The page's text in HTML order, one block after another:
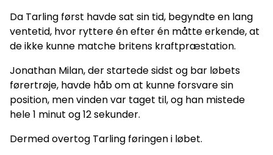
Da Tarling først havde sat sin tid, begyndte en lang
ventetid, hvor ryttere én efter én måtte erkende, at
de ikke kunne matche britens kraftpræstation.
Jonathan Milan, der startede sidst og bar løbets
førertrøje, havde håb om at kunne forsvare sin
position, men vinden var taget til, og han mistede
hele 1 minut og 12 sekunder.
Dermed overtog Tarling føringen i løbet.